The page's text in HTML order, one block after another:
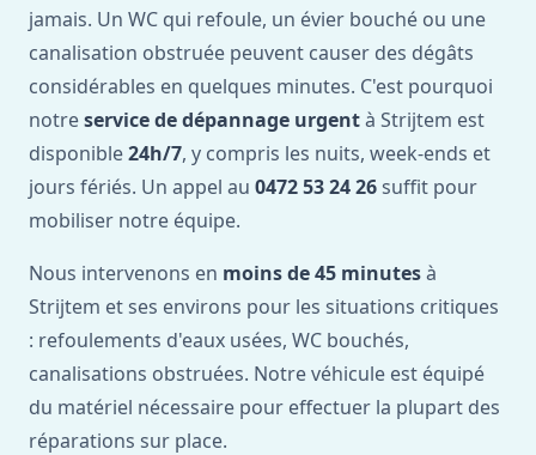
jamais. Un WC qui refoule, un évier bouché ou une
canalisation obstruée peuvent causer des dégâts
considérables en quelques minutes. C'est pourquoi
notreservice de dépannage urgentà Strijtem est
disponible24h/7, y compris les nuits, week-ends et
jours fériés. Un appel au 0472 53 24 26 suffit pour
mobiliser notre équipe.
Nous intervenons en moins de 45 minutesà
Strijtem et ses environs pour les situations critiques
: refoulements d'eaux usées, WC bouchés,
canalisations obstruées. Notre véhicule est équipé
du matériel nécessaire pour effectuer la plupart des
réparations sur place.